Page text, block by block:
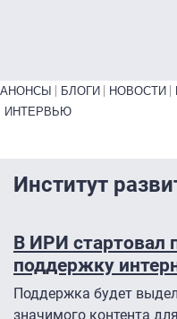
Primary links bottom
АНОНСЫ БЛОГИ НОВОСТИ
ИНТЕРВЬЮ
Институт
В ИРИ стартовал
поддержку
Поддержка будет
значимого контента